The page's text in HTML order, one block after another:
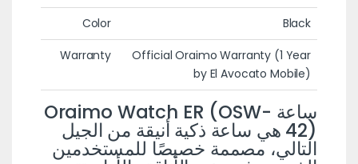
Color
Black
Warranty
Official Oraimo Warranty (1 Year
by El Avocato Mobile)
ساعة Oraimo Watch ER (OSW-
42) هي ساعة ذكية أنيقة من الجيل
التالي، مصممة خصيصًا للمستخدمين